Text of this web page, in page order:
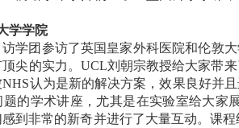
学学院
学团参访了英国皇家外科医院和伦敦
尖的实力。 UCL刘朝宗教授给大家带
NHS认为是新的解决方案，效果良好并
题的学术讲座，尤其是在实验室给大家
到非常的新奇并进行了大量互动。课